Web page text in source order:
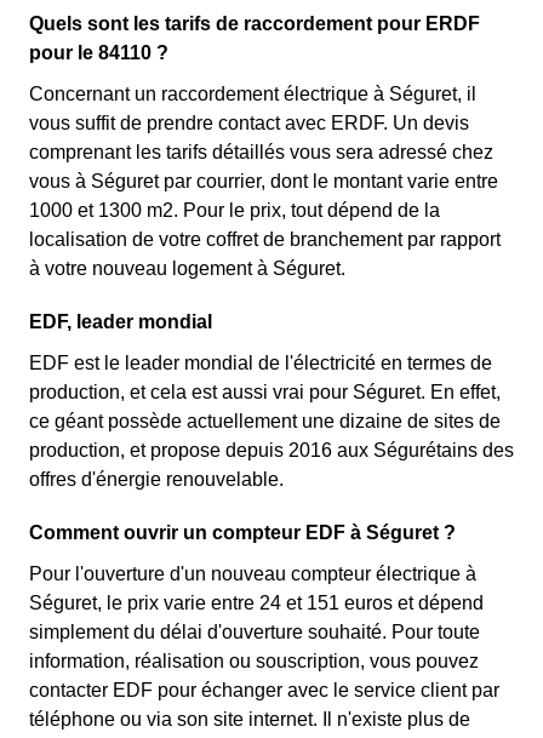
Quels sont les tarifs de raccordement pour ERDF
pour le 84110 ?
Concernant un raccordement électrique à Séguret, il
vous suffit de prendre contact avec ERDF. Un devis
comprenant les tarifs détaillés vous sera adressé chez
vous à Séguret par courrier, dont le montant varie entre
1000 et 1300 m2. Pour le prix, tout dépend de la
localisation de votre coffret de branchement par rapport
à votre nouveau logement à Séguret.
EDF, leader mondial
EDF est le leader mondial de l'électricité en termes de
production, et cela est aussi vrai pour Séguret. En effet,
ce géant possède actuellement une dizaine de sites de
production, et propose depuis 2016 aux Ségurétains des
offres d'énergie renouvelable.
Comment ouvrir un compteur EDF à Séguret ?
Pour l'ouverture d'un nouveau compteur électrique à
Séguret, le prix varie entre 24 et 151 euros et dépend
simplement du délai d'ouverture souhaité. Pour toute
information, réalisation ou souscription, vous pouvez
contacter EDF pour échanger avec le service client par
téléphone ou via son site internet. Il n'existe plus de